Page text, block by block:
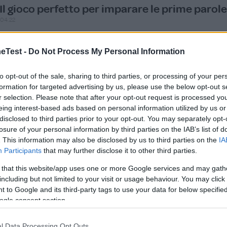
- Do Not Process My Personal Information
opt-out of the sale, sharing to third parties, or processing of your
for targeted advertising by us, please use the below opt-out
selection. Please note that after your opt-out request is processed
interest-based ads based on personal information utilized by us
to third parties prior to your opt-out. You may separately
of your personal information by third parties on the IAB’s list of
This information may also be disclosed by us to third parties on the
Participants that may further disclose it to other third parties.
that this website/app uses one or more Google services and may
but not limited to your visit or usage behaviour. You may
to Google and its third-party tags to use your data for below
consent section.
gioco perfetto per imparare le prime
un gioco educativo a mio avviso straordinario! È formato da
a leggere
Utile ( 0
giocando»
acquistato questo gioco per il mio bimbo ad un anno